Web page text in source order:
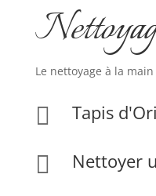
Le nettoyage à la
 Tapis
 Nettoyer